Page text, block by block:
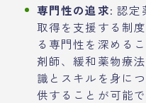
専門性の追求: 認定
取得を支援する制
る専門性を深める
剤師、緩和薬物療
識とスキルを身に
供することが可能で